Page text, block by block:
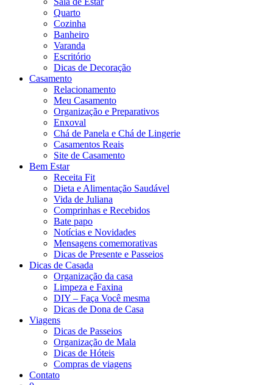
Quarto
Cozinha
Banheiro
Varanda
Escritório
Dicas de Decoração
Casamento
Relacionamento
Meu Casamento
Organização e Preparativos
Enxoval
Chá de Panela e Chá de Lingerie
Casamentos Reais
Site de Casamento
Bem Estar
Receita Fit
Dieta e Alimentação Saudável
Vida de Juliana
Comprinhas e Recebidos
Bate papo
Notícias e Novidades
Mensagens comemorativas
Dicas de Presente e Passeios
Dicas de Casada
Organização da casa
Limpeza e Faxina
DIY – Faça Você mesma
Dicas de Dona de Casa
Viagens
Dicas de Passeios
Organização de Mala
Dicas de Hóteis
Compras de viagens
Contato
0